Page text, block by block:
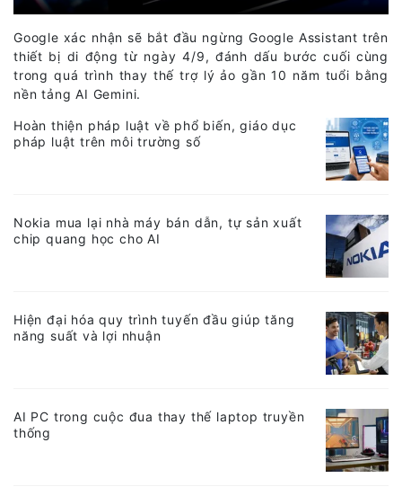
Google xác nhận sẽ bắt đầu ngừng Google Assistant trên
thiết bị di động từ ngày 4/9, đánh dấu bước cuối cùng
trong quá trình thay thế trợ lý ảo gần 10 năm tuổi bằng
nền tảng AI Gemini.
Hoàn thiện pháp luật về phổ biến, giáo dục
pháp luật trên môi trường số
Nokia mua lại nhà máy bán dẫn, tự sản xuất
chip quang học cho AI
Hiện đại hóa quy trình tuyến đầu giúp tăng
năng suất và lợi nhuận
AI PC trong cuộc đua thay thế laptop truyền
thống